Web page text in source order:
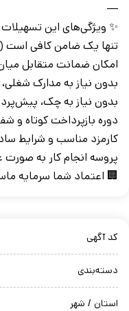
—
✨ ویژگی‌های این
تنها یک ضامن کافی است
امکان ضمانت متقابل
بدون نیاز به مدارک
بدون نیاز به چک،
دوره بازپرداخت کوتاه و شفاف
کارمزد مناسب و شرایط
پروسه انجام کار به
🏢 اعتماد شما سرمایه
کد آگهی
دسته‌بندی
استان / شهر